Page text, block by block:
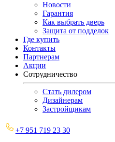
Новости
Гарантия
Как выбрать дверь
Защита от подделок
Где купить
Контакты
Партнерам
Акции
Сотрудничество
Стать дилером
Дизайнерам
Застройщикам
+7 951 719 23 30